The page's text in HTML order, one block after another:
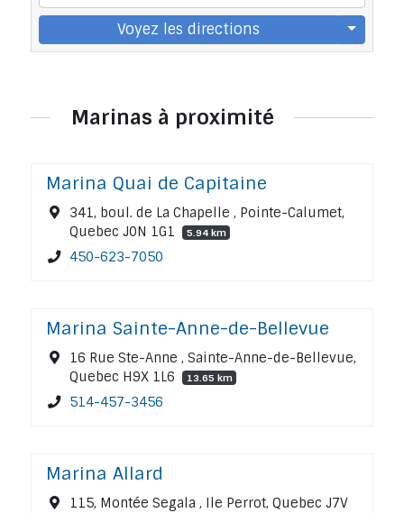
Voyez les directions
Marinas à proximité
Marina Quai de Capitaine
341, boul. de La Chapelle , Pointe-Calumet,
Quebec J0N 1G1
5.94 km
450-623-7050
Marina Sainte-Anne-de-Bellevue
16 Rue Ste-Anne , Sainte-Anne-de-Bellevue,
Quebec H9X 1L6
13.65 km
514-457-3456
Marina Allard
115, Montée Segala , Ile Perrot, Quebec J7V